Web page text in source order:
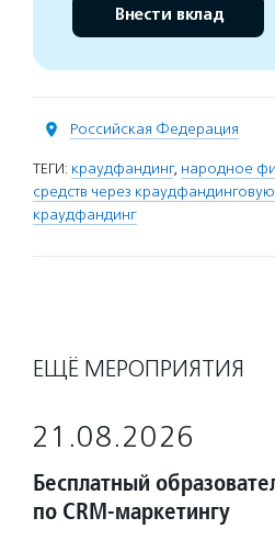
Внести вклад
Российская Федерация
ТЕГИ: краудфандинг, народное
средств через
краудфандинг
ЕЩЁ МЕРОПРИЯТИЯ
21.08.2026
Бесплатный
по CRM-маркетингу